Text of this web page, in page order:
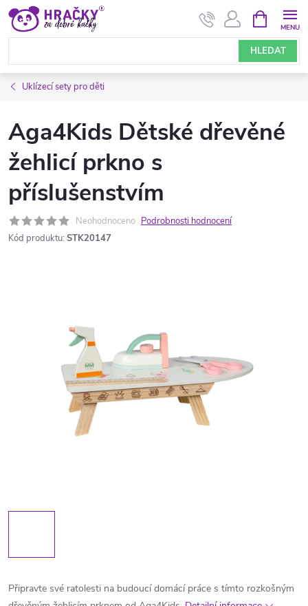
Přejít
obsah
HLEDAT
NÁKUPNÍ
KOŠÍK
Uklízecí sety pro děti
Aga4Kids Dětské dřevěné
žehlicí prkno s
příslušenstvím
Neohodnoceno Podrobnosti hodnocení
Kód produktu: STK20147
Připravte své ratolesti na budoucí domácí práce s tímto rozkošným